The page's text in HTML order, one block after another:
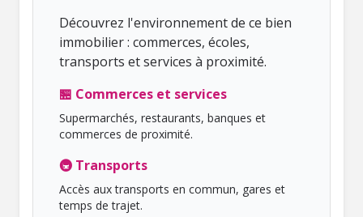
Découvrez l'environnement de ce bien
immobilier : commerces, écoles,
transports et services à proximité.
🏪 Commerces et services
Supermarchés, restaurants, banques et
commerces de proximité.
🚇 Transports
Accès aux transports en commun, gares et
temps de trajet.